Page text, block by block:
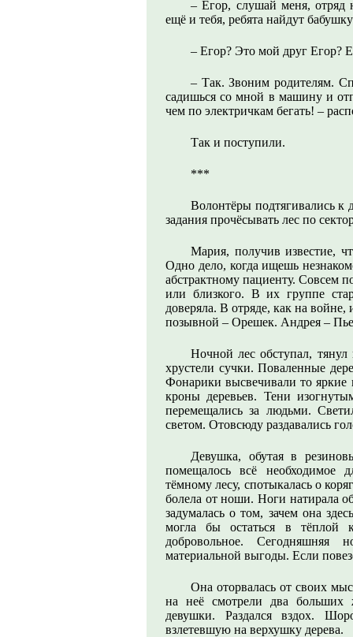
– Егор, слушай меня, отряд
ещё и тебя, ребята найдут
– Егор? Это мой друг Егор?
– Так. Звоним родителям.
садишься со мной в машину и
чем по электричкам бегать! –
Так и поступили.
***
Волонтёры подтягивались к
задания прочёсывать лес по
Мария, получив известие,
Одно дело, когда ищешь
абстрактному пациенту. Совсем
или близкого. В их группе
доверяла. В отряде, как на
позывной – Орешек. Андрея –
Ночной лес обступал,
хрустели сучки. Поваленные
Фонарики высвечивали то
кроны деревьев. Тени
перемещались за людьми.
светом. Отовсюду раздавались
Девушка, обутая в
помещалось всё необходимое
тёмному лесу, спотыкалась о
болела от ноши. Ноги натирала
задумалась о том, зачем она
могла бы остаться в тёплой
добровольное.
материальной выгоды. Если
Она оторвалась от своих
на неё смотрели два больших
девушки. Раздался вздох.
взлетевшую на верхушку дерева.